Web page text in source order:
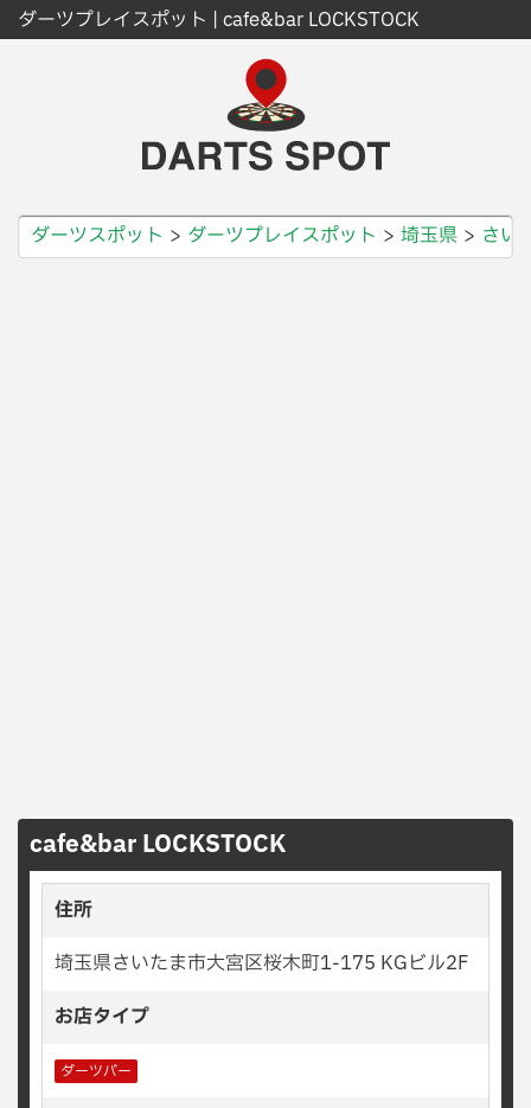
ダーツプレイスポット | cafe&bar LOCKSTOCK
ダーツスポット ダーツプレイスポット 埼玉県 さい
cafe&bar LOCKSTOCK
住所
埼玉県さいたま市大宮区桜木町1-175 KGビル2F
お店タイプ
ダーツバー